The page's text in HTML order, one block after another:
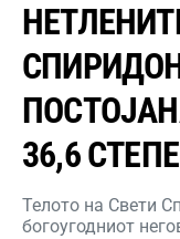
36,6
Телото на Свети
богоугодниот